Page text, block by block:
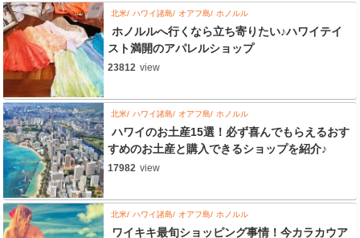
北米 ハワイ諸島 オアフ島 ホノルル
ホノルルへ行くなら立ち寄りたい♪ハワイテイ
スト満開のアパレルショップ
23812 view
北米 ハワイ諸島 オアフ島 ホノルル
ハワイのお土産15選！必ず喜んでもらえるおす
すめのお土産と購入できるショップを紹介♪
17982 view
北米 ハワイ諸島 オアフ島 ホノルル
ワイキキ最旬ショッピング事情！今カラカウア